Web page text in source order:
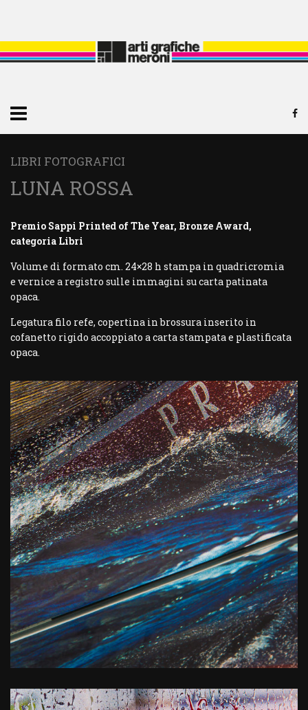
LIBRI FOTOGRAFICI
LUNA ROSSA
Premio Sappi Printed of The Year, Bronze Award,
categoria Libri
Volume di formato cm. 24×28 h stampa in quadricromia
e vernice a registro sulle immagini su carta patinata
opaca.
Legatura filo refe, copertina in brossura inserito in
cofanetto rigido accoppiato a carta stampata e plastificata
opaca.